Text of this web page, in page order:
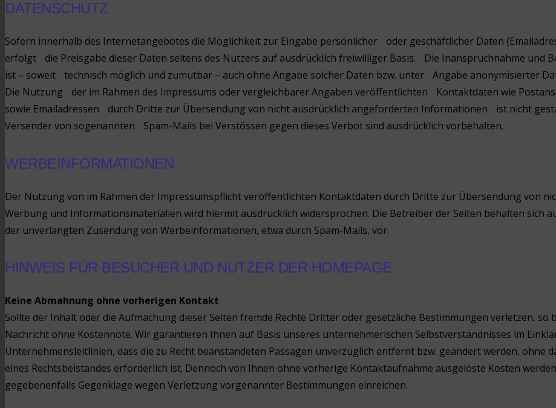
DATENSCHUTZ
Sofern innerhalb des Internetangebotes die Möglichkeit zur Eingabe persönlicher oder geschäftlicher Daten
erfolgt die Preisgabe dieser Daten seitens des Nutzers auf ausdrücklich freiwilliger Basis. Die Inanspruchnahme und
ist – soweit technisch möglich und zumutbar – auch ohne Angabe solcher Daten bzw. unter Angabe anonymisierter
Die Nutzung der im Rahmen des Impressums oder vergleichbarer Angaben veröffentlichten Kontaktdaten wie
sowie Emailadressen durch Dritte zur Übersendung von nicht ausdrücklich angeforderten Informationen ist nicht
Versender von sogenannten Spam-Mails bei Verstössen gegen dieses Verbot sind ausdrücklich vorbehalten.
WERBEINFORMATIONEN
Der Nutzung von im Rahmen der Impressumspflicht veröffentlichten Kontaktdaten durch Dritte zur Übersendung von
Werbung und Informationsmaterialien wird hiermit ausdrücklich widersprochen. Die Betreiber der Seiten behalten sich
der unverlangten Zusendung von Werbeinformationen, etwa durch Spam-Mails, vor.
HINWEIS FÜR BESUCHER UND NUTZER DER HOMEPAGE
Keine Abmahnung ohne vorherigen Kontakt
Sollte der Inhalt oder die Aufmachung dieser Seiten fremde Rechte Dritter oder gesetzliche Bestimmungen verletzen, so
Nachricht ohne Kostennote. Wir garantieren Ihnen auf Basis unseres unternehmerischen Selbstverständnisses im
Unternehmensleitlinien, dass die zu Recht beanstandeten Passagen unverzüglich entfernt bzw. geändert werden, ohne
eines Rechtsbeistandes erforderlich ist. Dennoch von Ihnen ohne vorherige Kontaktaufnahme ausgelöste Kosten
gegebenenfalls Gegenklage wegen Verletzung vorgenannter Bestimmungen einreichen.